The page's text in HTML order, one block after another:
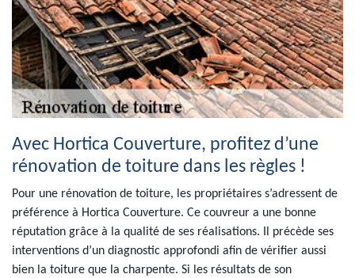
Avec Hortica Couverture, profitez d’une
rénovation de toiture dans les règles !
Pour une rénovation de toiture, les propriétaires s’adressent de
préférence à Hortica Couverture. Ce couvreur a une bonne
réputation grâce à la qualité de ses réalisations. Il précède ses
interventions d’un diagnostic approfondi afin de vérifier aussi
bien la toiture que la charpente. Si les résultats de son